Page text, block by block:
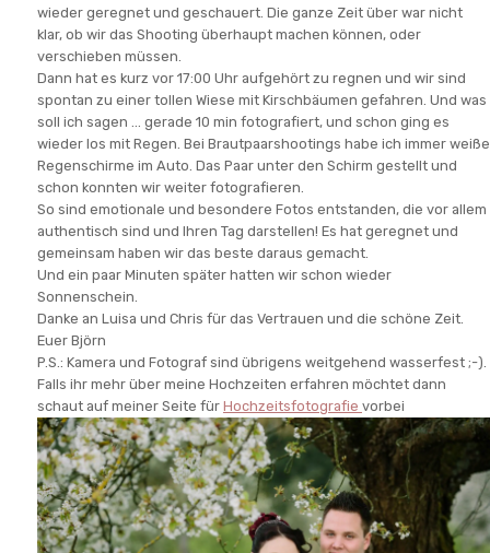
wieder geregnet und geschauert. Die ganze Zeit über war nicht
klar, ob wir das Shooting überhaupt machen können, oder
verschieben müssen.
Dann hat es kurz vor 17:00 Uhr aufgehört zu regnen und wir sind
spontan zu einer tollen Wiese mit Kirschbäumen gefahren. Und was
soll ich sagen ... gerade 10 min fotografiert, und schon ging es
wieder los mit Regen. Bei Brautpaarshootings habe ich immer weiße
Regenschirme im Auto. Das Paar unter den Schirm gestellt und
schon konnten wir weiter fotografieren.
So sind emotionale und besondere Fotos entstanden, die vor allem
authentisch sind und Ihren Tag darstellen! Es hat geregnet und
gemeinsam haben wir das beste daraus gemacht.
Und ein paar Minuten später hatten wir schon wieder
Sonnenschein.
Danke an Luisa und Chris für das Vertrauen und die schöne Zeit.
Euer Björn
P.S.: Kamera und Fotograf sind übrigens weitgehend wasserfest ;-).
Falls ihr mehr über meine Hochzeiten erfahren möchtet dann
schaut auf meiner Seite für Hochzeitsfotografie vorbei